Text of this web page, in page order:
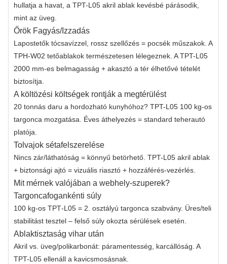
hullatja a havat, a TPT-L05 akril ablak kevésbé párásodik,
mint az üveg.
Őrök Fagyás/Izzadás
Lapostetők tócsavízzel, rossz szellőzés = pocsék műszakok. A
TPH-W02 tetőablakok természetesen lélegeznek. A TPT-L05
2000 mm-es belmagasság + akasztó a tér élhetővé tételét
biztosítja.
A költözési költségek rontják a megtérülést
20 tonnás daru a hordozható kunyhóhoz? TPT-L05 100 kg-os
targonca mozgatása. Éves áthelyezés = standard teherautó
platója.
Tolvajok sétafelszerelése
Nincs zár/láthatóság = könnyű betörhető. TPT-L05 akril ablak
+ biztonsági ajtó = vizuális riasztó + hozzáférés-vezérlés.
Mit mérnek valójában a webhely-szuperek?
Targoncafogankénti súly
100 kg-os TPT‑L05 = 2. osztályú targonca szabvány. Üres/teli
stabilitást tesztel – felső súly okozta sérülések esetén.
Ablaktisztaság vihar után
Akril vs. üveg/polikarbonát: páramentesség, karcállóság. A
TPT-L05 ellenáll a kavicsmosásnak.